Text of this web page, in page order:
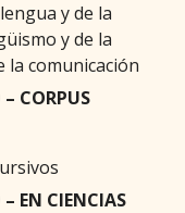
y de la
y de la
la comunicación
CORPUS
EN CIENCIAS